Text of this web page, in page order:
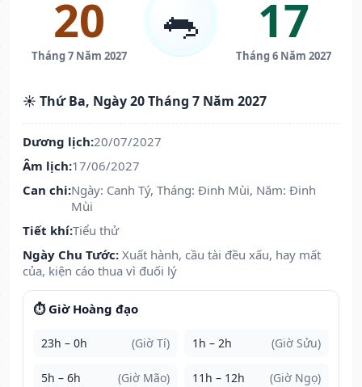
20
Tháng 7 Năm 2027
🐀 17
Tháng 6 Năm 2027
☀️ Thứ Ba, Ngày 20 Tháng 7 Năm 2027
Dương lịch:20/07/2027
Âm lịch:17/06/2027
Can chi:Ngày: Canh Tý, Tháng: Đinh Mùi, Năm: Đinh
Mùi
Tiết khí:Tiểu thử
Ngày Chu Tước: Xuất hành, cầu tài đều xấu, hay mất
của, kiện cáo thua vì đuối lý
⏱️ Giờ Hoàng đạo
23h – 0h (Giờ Tí) 1h – 2h (Giờ Sửu)
5h – 6h (Giờ Mão) 11h – 12h (Giờ Ngọ)